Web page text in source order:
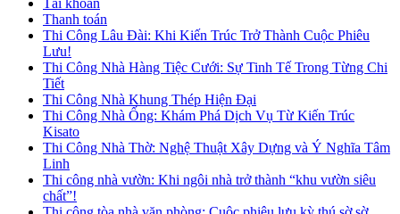
Thanh toán
Thi Công Lâu Đài: Khi Kiến Trúc Trở Thành Cuộc Phiêu
Lưu!
Thi Công Nhà Hàng Tiệc Cưới: Sự Tinh Tế Trong Từng Chi
Tiết
Thi Công Nhà Khung Thép Hiện Đại
Thi Công Nhà Ống: Khám Phá Dịch Vụ Từ Kiến Trúc
Kisato
Thi Công Nhà Thờ: Nghệ Thuật Xây Dựng và Ý Nghĩa Tâm
Linh
Thi công nhà vườn: Khi ngôi nhà trở thành “khu vườn siêu
chất”!